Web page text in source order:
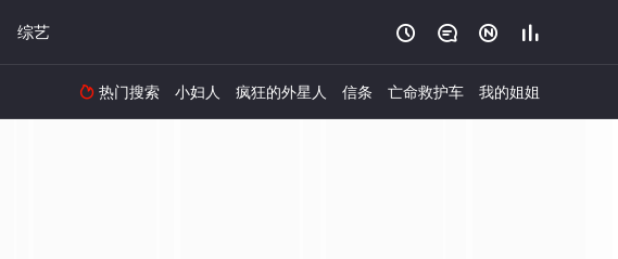
综艺    
 热门搜索 小妇人 疯狂的外星人 信条 亡命救护车 我的姐姐